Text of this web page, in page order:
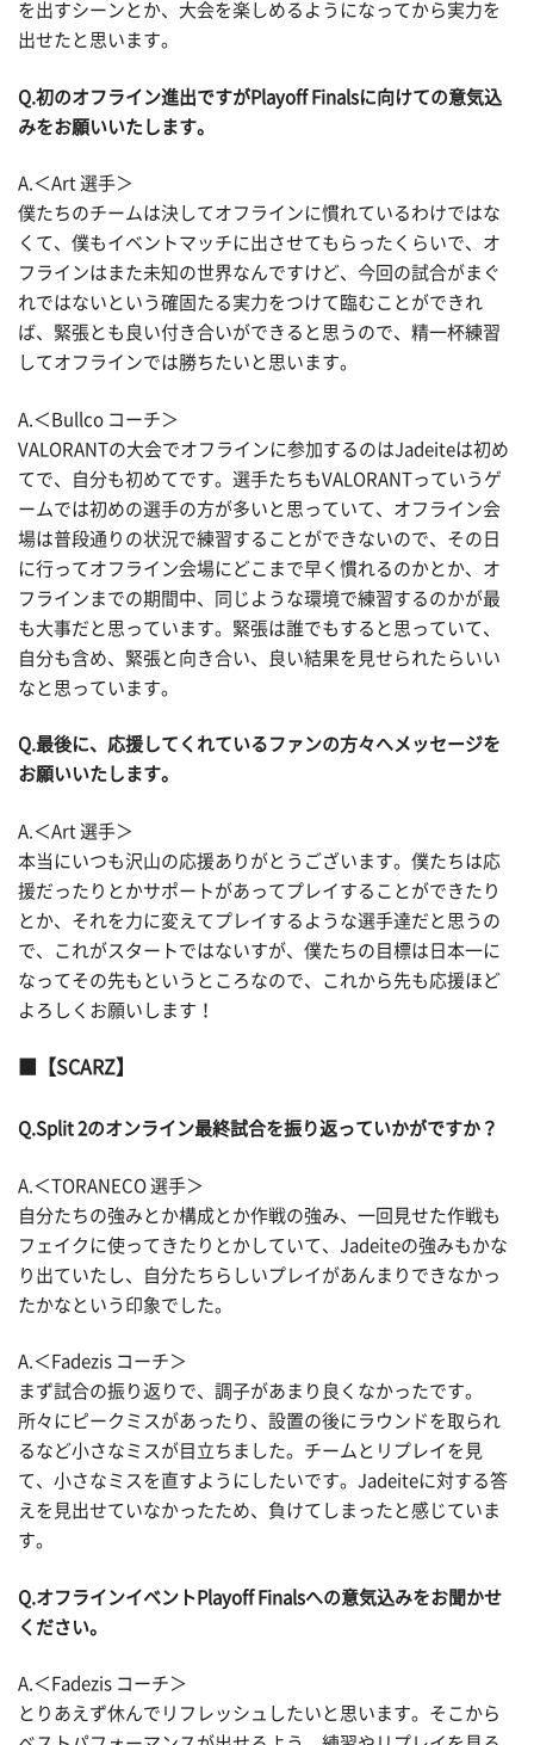
を出すシーンとか、大会を楽しめるようになってから実力を
出せたと思います。
Q.初のオフライン進出ですがPlayoff Finalsに向けての意気込
みをお願いいたします。
A.＜Art 選手＞
僕たちのチームは決してオフラインに慣れているわけではな
くて、僕もイベントマッチに出させてもらったくらいで、オ
フラインはまた未知の世界なんですけど、今回の試合がまぐ
れではないという確固たる実力をつけて臨むことができれ
ば、緊張とも良い付き合いができると思うので、精一杯練習
してオフラインでは勝ちたいと思います。
A.＜Bullco コーチ＞
VALORANTの大会でオフラインに参加するのはJadeiteは初め
てで、自分も初めてです。選手たちもVALORANTっていうゲ
ームでは初めの選手の方が多いと思っていて、オフライン会
場は普段通りの状況で練習することができないので、その日
に行ってオフライン会場にどこまで早く慣れるのかとか、オ
フラインまでの期間中、同じような環境で練習するのかが最
も大事だと思っています。緊張は誰でもすると思っていて、
自分も含め、緊張と向き合い、良い結果を見せられたらいい
なと思っています。
Q.最後に、応援してくれているファンの方々へメッセージを
お願いいたします。
A.＜Art 選手＞
本当にいつも沢山の応援ありがとうございます。僕たちは応
援だったりとかサポートがあってプレイすることができたり
とか、それを力に変えてプレイするような選手達だと思うの
で、これがスタートではないすが、僕たちの目標は日本一に
なってその先もというところなので、これから先も応援ほど
よろしくお願いします！
【SCARZ】
Q.Split 2のオンライン最終試合を振り返っていかがですか？
A.＜TORANECO 選手＞
自分たちの強みとか構成とか作戦の強み、一回見せた作戦も
フェイクに使ってきたりとかしていて、Jadeiteの強みもかな
り出ていたし、自分たちらしいプレイがあんまりできなかっ
たかなという印象でした。
A.＜Fadezis コーチ＞
まず試合の振り返りで、調子があまり良くなかったです。
所々にピークミスがあったり、設置の後にラウンドを取られ
るなど小さなミスが目立ちました。チームとリプレイを見
て、小さなミスを直すようにしたいです。Jadeiteに対する答
えを見出せていなかったため、負けてしまったと感じていま
す。
Q.オフラインイベントPlayoff Finalsへの意気込みをお聞かせ
ください。
A.＜Fadezis コーチ＞
とりあえず休んでリフレッシュしたいと思います。そこから